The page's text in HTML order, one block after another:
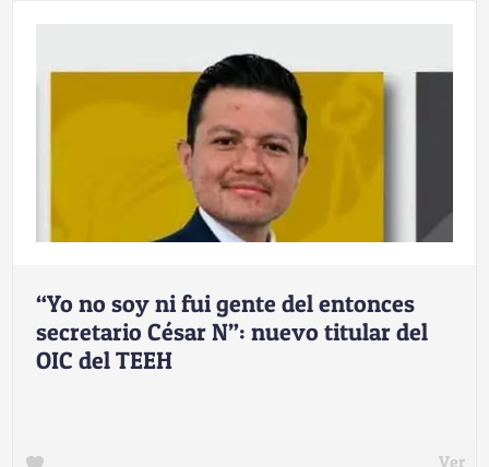
“Yo no soy ni fui gente del entonces
secretario César N”: nuevo titular del
OIC del TEEH
Ver